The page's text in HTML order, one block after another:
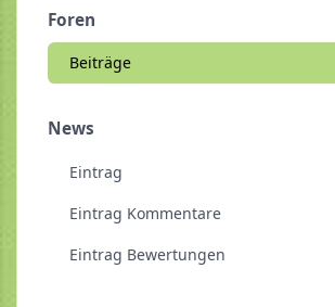
Foren
Beiträge
News
Eintrag
Eintrag Kommentare
Eintrag Bewertungen